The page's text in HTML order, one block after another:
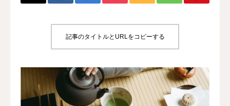
記事のタイトルとURLをコピーする